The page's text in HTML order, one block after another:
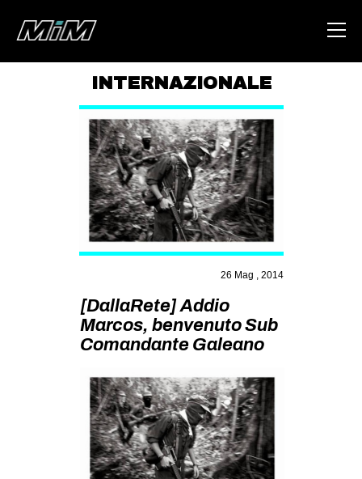
ABOUT
AREA
DEGENERAZIONE
GAZA FREESTYLE
CSOA LAMBRETTA
STUDENTI TSUNAMI
ZAM
MOBILITAZIONI
SPAZI
SPORT POPOLARE
INTERNAZIONALE
26 Mag , 2014
[DallaRete] Addio
Marcos, benvenuto Sub
Comandante Galeano